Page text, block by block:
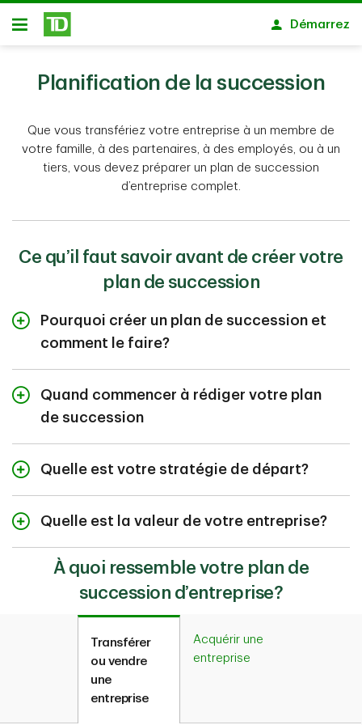
Passer au contenu principal
Ouvert
Démarrez
Planification de la succession
Que vous transfériez votre entreprise à un membre de
votre famille, à des partenaires, à des employés, ou à un
tiers, vous devez préparer un plan de succession
d’entreprise complet.
Ce qu’il faut savoir avant de créer votre
plan de succession
Pourquoi créer un plan de succession et
comment le faire?
Un plan de succession peut vous aider à faciliter la
transition de votre entreprise vers un nouveau
propriétaire tout en vous aidant à maximiser la valeur
Songez à commencer votre plan de succession au
moins trois à cinq ans à l’avance
Quand commencer à rédiger votre plan
de succession
complet peut prendre de trois à cinq ans.
Quelle est votre stratégie de départ?
Les deux questions les plus importantes à se poser
Quelle est la valeur de votre entreprise?
À quoi ressemble votre plan de
succession d’entreprise?
Transférer
ou vendre
une
entreprise
Acquérir une
entreprise